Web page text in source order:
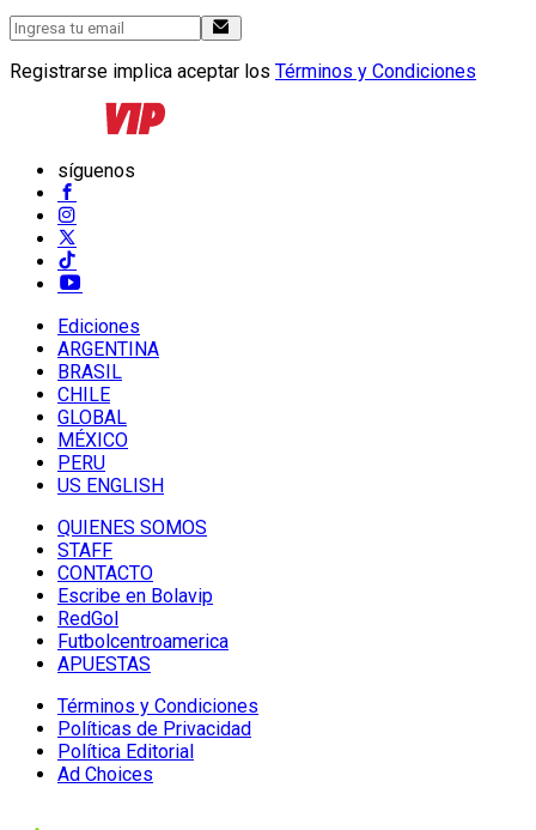
Registrarse implica aceptar los Términos y Condiciones
síguenos
Ediciones
ARGENTINA
BRASIL
CHILE
GLOBAL
MÉXICO
PERU
US ENGLISH
QUIENES SOMOS
STAFF
CONTACTO
Escribe en Bolavip
RedGol
Futbolcentroamerica
APUESTAS
Términos y Condiciones
Políticas de Privacidad
Política Editorial
Ad Choices